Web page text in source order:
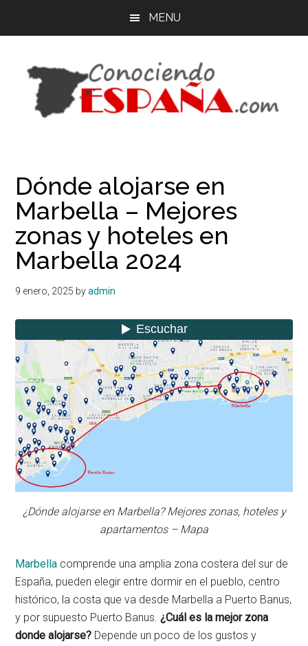
principal
lateral
principal
MENU
-
Guía
de
Viajes
por
libre
-
España
Dónde alojarse en
Marbella – Mejores
zonas y hoteles en
Marbella 2024
9 enero, 2025 byadmin
¿Dónde alojarse en Marbella? Mejores zonas, hoteles y
apartamentos – Mapa
Marbella comprende una amplia zona costera del sur de
España, pueden elegir entre dormir en el pueblo, centro
histórico, la costa que va desde Marbella a Puerto Banus,
y por supuesto Puerto Banus.¿Cuál es la mejor zona
donde alojarse? Depende un poco de los gustos y